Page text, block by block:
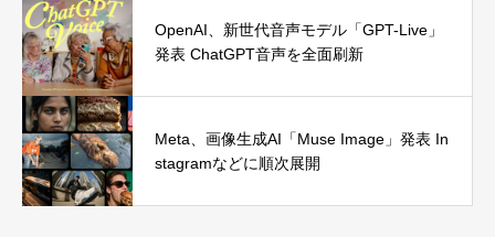
OpenAI、新世代音声モデル「GPT-Live」
発表 ChatGPT音声を全面刷新
Meta、画像生成AI「Muse Image」発表 In
stagramなどに順次展開